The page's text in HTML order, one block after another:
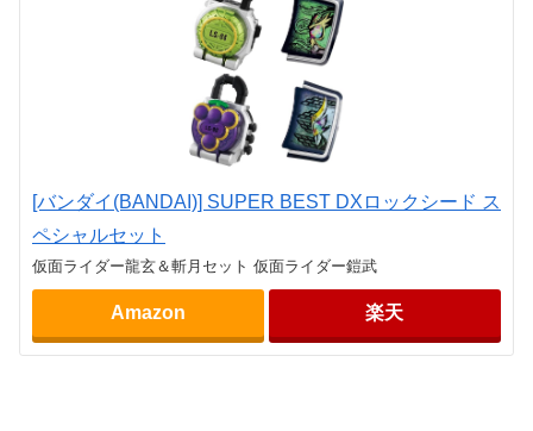
[バンダイ(BANDAI)] SUPER BEST DXロックシード ス
ペシャルセット
仮面ライダー龍玄＆斬月セット 仮面ライダー鎧武
Amazon 楽天